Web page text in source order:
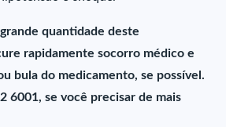
quantidade deste
rapidamente socorro médico e
bula do medicamento, se possível.
6001, se você precisar de mais